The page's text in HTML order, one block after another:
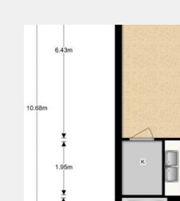
Huurtoeslag grens: Ja